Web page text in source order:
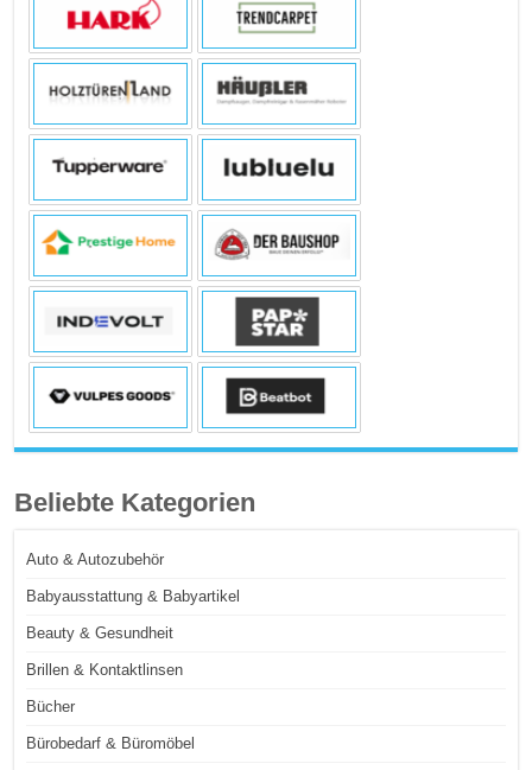
Beliebte Kategorien
Auto & Autozubehör
Babyausstattung & Babyartikel
Beauty & Gesundheit
Brillen & Kontaktlinsen
Bücher
Bürobedarf & Büromöbel